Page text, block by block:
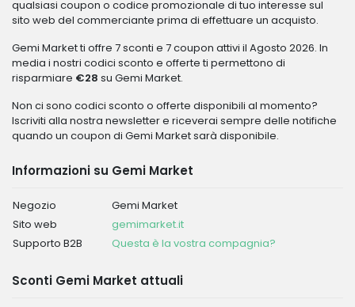
qualsiasi coupon o codice promozionale di tuo interesse sul
sito web del commerciante prima di effettuare un acquisto.
Gemi Market ti offre 7 sconti e 7 coupon attivi il Agosto 2026. In
media i nostri codici sconto e offerte ti permettono di
risparmiare €28 su Gemi Market.
Non ci sono codici sconto o offerte disponibili al momento?
Iscriviti alla nostra newsletter e riceverai sempre delle notifiche
quando un coupon di Gemi Market sarà disponibile.
Informazioni su Gemi Market
Negozio
Gemi Market
Sito web
gemimarket.it
Supporto B2B
Questa è la vostra compagnia?
Sconti Gemi Market attuali